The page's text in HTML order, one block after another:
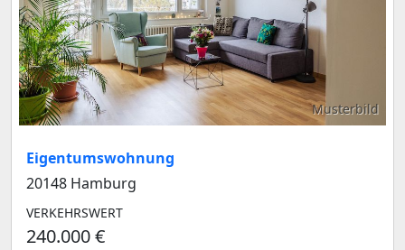
Musterbild
Eigentumswohnung
20148 Hamburg
VERKEHRSWERT
240.000 €